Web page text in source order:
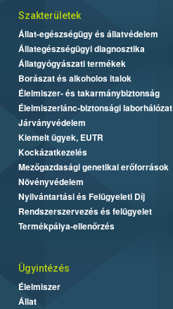
Szakterületek
Állat-egészségügy és állatvédelem
Állategészségügyi diagnosztika
Állatgyógyászati termékek
Borászat és alkoholos italok
Élelmiszer- és takarmánybiztonság
Élelmiszerlánc-biztonsági laborhálózat
Járványvédelem
Kiemelt ügyek, EUTR
Kockázatkezelés
Mezőgazdasági genetikai erőforrások
Növényvédelem
Nyilvántartási és Felügyeleti Díj
Rendszerszervezés és felügyelet
Termékpálya-ellenőrzés
Ügyintézés
Élelmiszer
Állat